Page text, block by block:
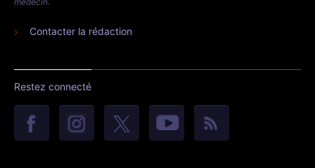
Contacter la rédaction
Restez connecté